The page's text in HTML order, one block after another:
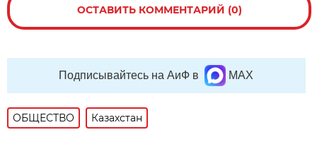
ОСТАВИТЬ КОММЕНТАРИЙ (0)
Подписывайтесь на АиФ в MAX
ОБЩЕСТВО Казахстан